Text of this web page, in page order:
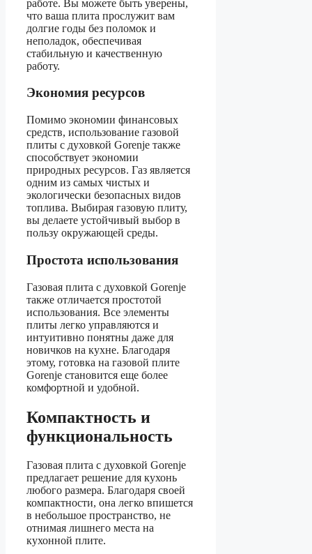
работе. Вы можете быть уверены,
что ваша плита прослужит вам
долгие годы без поломок и
неполадок, обеспечивая
стабильную и качественную
работу.
Экономия ресурсов
Помимо экономии финансовых
средств, использование газовой
плиты с духовкой Gorenje также
способствует экономии
природных ресурсов. Газ является
одним из самых чистых и
экологически безопасных видов
топлива. Выбирая газовую плиту,
вы делаете устойчивый выбор в
пользу окружающей среды.
Простота использования
Газовая плита с духовкой Gorenje
также отличается простотой
использования. Все элементы
плиты легко управляются и
интуитивно понятны даже для
новичков на кухне. Благодаря
этому, готовка на газовой плите
Gorenje становится еще более
комфортной и удобной.
Компактность и
функциональность
Газовая плита с духовкой Gorenje
предлагает решение для кухонь
любого размера. Благодаря своей
компактности, она легко впишется
в небольшое пространство, не
отнимая лишнего места на
кухонной плите.